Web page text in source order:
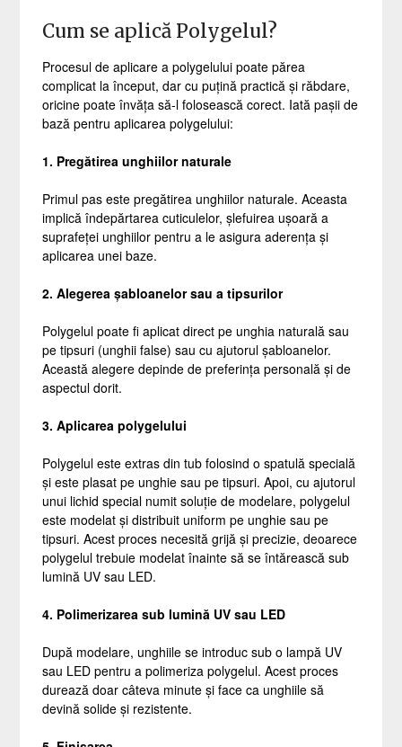
Cum se aplică Polygelul?
Procesul de aplicare a polygelului poate părea
complicat la început, dar cu puțină practică și răbdare,
oricine poate învăța să-l folosească corect. Iată pașii de
bază pentru aplicarea polygelului:
1. Pregătirea unghiilor naturale
Primul pas este pregătirea unghiilor naturale. Aceasta
implică îndepărtarea cuticulelor, șlefuirea ușoară a
suprafeței unghiilor pentru a le asigura aderența și
aplicarea unei baze.
2. Alegerea șabloanelor sau a tipsurilor
Polygelul poate fi aplicat direct pe unghia naturală sau
pe tipsuri (unghii false) sau cu ajutorul șabloanelor.
Această alegere depinde de preferința personală și de
aspectul dorit.
3. Aplicarea polygelului
Polygelul este extras din tub folosind o spatulă specială
și este plasat pe unghie sau pe tipsuri. Apoi, cu ajutorul
unui lichid special numit soluție de modelare, polygelul
este modelat și distribuit uniform pe unghie sau pe
tipsuri. Acest proces necesită grijă și precizie, deoarece
polygelul trebuie modelat înainte să se întărească sub
lumină UV sau LED.
4. Polimerizarea sub lumină UV sau LED
După modelare, unghiile se introduc sub o lampă UV
sau LED pentru a polimeriza polygelul. Acest proces
durează doar câteva minute și face ca unghiile să
devină solide și rezistente.